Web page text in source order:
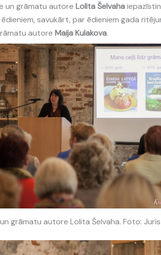
un grāmatu autore Lolita Šelvaha
savukārt, par ēdieniem gada
autore Maija Kulakova.
grāmatu autore Lolita Šelvaha. Foto: Juris